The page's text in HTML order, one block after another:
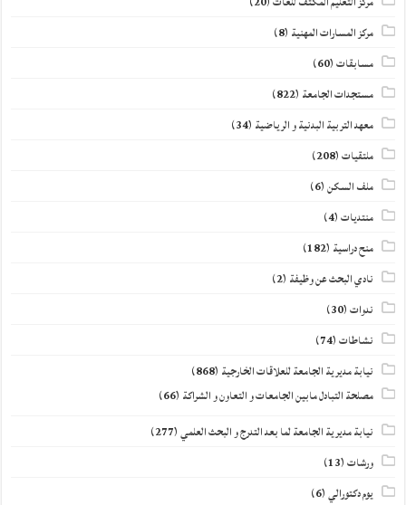
مركز المسارات المهنية (8)
مسابقات(60)
مستجدات الجامعة (822)
معهد التربية البدنية و الرياضية (34)
ملتقيات(208)
ملف السكن(6)
منتديات(4)
منح دراسية (182)
نادي البحث عن وظيفة (2)
ندوات(30)
نشاطات(74)
نيابة مديرية الجامعة للعلاقات الخارجية (868)
مصلحة التبادل مابين الجامعات و التعاون و الشراكة (66)
نيابة مديرية الجامعة لما بعد التدرج و البحث العلمي(277)
ورشات(13)
يوم دكتورالي(6)